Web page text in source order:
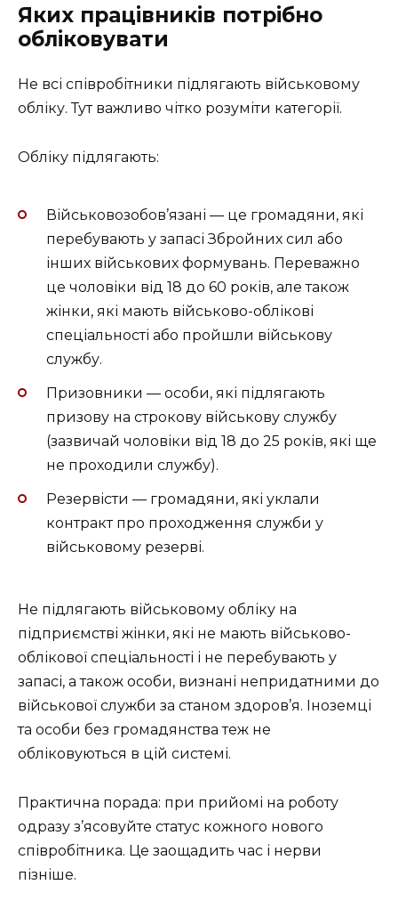
Яких працівників потрібно
обліковувати
Не всі співробітники підлягають військовому
обліку. Тут важливо чітко розуміти категорії.
Обліку підлягають:
Військовозобов’язані — це громадяни, які
перебувають у запасі Збройних сил або
інших військових формувань. Переважно
це чоловіки від 18 до 60 років, але також
жінки, які мають військово-облікові
спеціальності або пройшли військову
службу.
Призовники — особи, які підлягають
призову на строкову військову службу
(зазвичай чоловіки від 18 до 25 років, які ще
не проходили службу).
Резервісти — громадяни, які уклали
контракт про проходження служби у
військовому резерві.
Не підлягають військовому обліку на
підприємстві жінки, які не мають військово-
облікової спеціальності і не перебувають у
запасі, а також особи, визнані непридатними до
військової служби за станом здоров’я. Іноземці
та особи без громадянства теж не
обліковуються в цій системі.
Практична порада: при прийомі на роботу
одразу з’ясовуйте статус кожного нового
співробітника. Це заощадить час і нерви
пізніше.